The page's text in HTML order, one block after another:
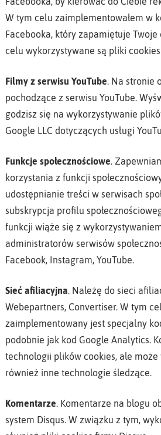
W tym celu zaimplementowałem w
Facebooka, który zapamiętuje Twoje
celu wykorzystywane są pliki
Filmy z serwisu YouTube. Na stronie
pochodzące z serwisu YouTube.
godzisz się na wykorzystywanie
Google LLC dotyczących usługi
Funkcje społecznościowe.
korzystania z funkcji
udostępnianie treści w serwisach
subskrypcja profilu
funkcji wiąże się z
administratorów serwisów
Facebook, Instagram, YouTube.
Sieć afiliacyjna. Należę do sieci
Webepartners, Convertiser. W tym
zaimplementowany jest specjalny
podobnie jak kod Google Analytics.
technologii plików cookies, ale może
również inne technologie śledzące.
Komentarze. Komentarze na blogu
system Disqus. W związku z tym,